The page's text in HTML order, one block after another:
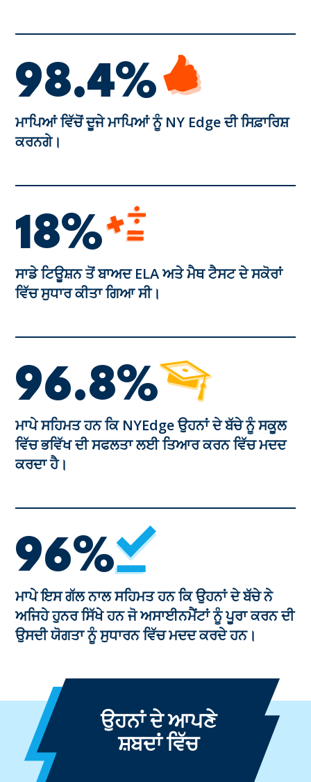
98.4%
ਮਾਪਿਆਂ ਵਿੱਚੋਂ ਦੂਜੇ ਮਾਪਿਆਂ ਨੂੰ NY Edge ਦੀ ਸਿਫ਼ਾਰਿਸ਼
ਕਰਨਗੇ।
18%
ਸਾਡੇ ਟਿਊਸ਼ਨ ਤੋਂ ਬਾਅਦ ELA ਅਤੇ ਮੈਥ ਟੈਸਟ ਦੇ ਸਕੋਰਾਂ
ਵਿੱਚ ਸੁਧਾਰ ਕੀਤਾ ਗਿਆ ਸੀ।
96.8%
ਮਾਪੇ ਸਹਿਮਤ ਹਨ ਕਿ NYEdge ਉਹਨਾਂ ਦੇ ਬੱਚੇ ਨੂੰ ਸਕੂਲ
ਵਿੱਚ ਭਵਿੱਖ ਦੀ ਸਫਲਤਾ ਲਈ ਤਿਆਰ ਕਰਨ ਵਿੱਚ ਮਦਦ
ਕਰਦਾ ਹੈ।
96%
ਮਾਪੇ ਇਸ ਗੱਲ ਨਾਲ ਸਹਿਮਤ ਹਨ ਕਿ ਉਹਨਾਂ ਦੇ ਬੱਚੇ ਨੇ
ਅਜਿਹੇ ਹੁਨਰ ਸਿੱਖੇ ਹਨ ਜੋ ਅਸਾਈਨਮੈਂਟਾਂ ਨੂੰ ਪੂਰਾ ਕਰਨ ਦੀ
ਉਸਦੀ ਯੋਗਤਾ ਨੂੰ ਸੁਧਾਰਨ ਵਿੱਚ ਮਦਦ ਕਰਦੇ ਹਨ।
ਉਹਨਾਂ ਦੇ ਆਪਣੇ
ਸ਼ਬਦਾਂ ਵਿੱਚ